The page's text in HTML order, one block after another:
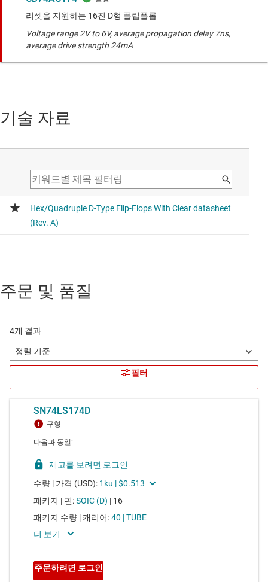
리셋을 지원하는 16진 D형 플립플롭
Voltage range 2V to 6V, average propagation delay 7ns,
average drive strength 24mA
기술 자료
주문 및 품질